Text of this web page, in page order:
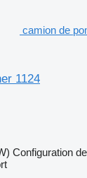
camion de
1124
Configuration